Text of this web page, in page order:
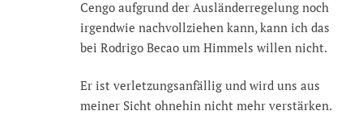
Cengo aufgrund der Ausländerregelung noch
irgendwie nachvollziehen kann, kann ich das
bei Rodrigo Becao um Himmels willen nicht.
Er ist verletzungsanfällig und wird uns aus
meiner Sicht ohnehin nicht mehr verstärken.